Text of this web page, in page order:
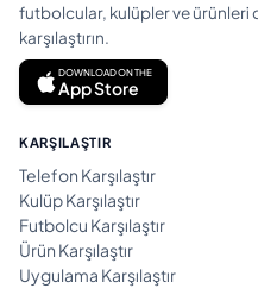
futbolcular, kulüpler ve ürünleri
karşılaştırın.
DOWNLOAD ON THE
App Store
KARŞILAŞTIR
Telefon Karşılaştır
Kulüp Karşılaştır
Futbolcu Karşılaştır
Ürün Karşılaştır
Uygulama Karşılaştır